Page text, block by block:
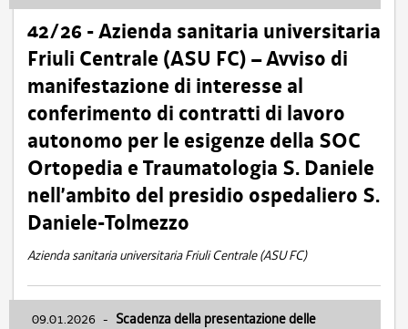
42/26 - Azienda sanitaria universitaria
Friuli Centrale (ASU FC) – Avviso di
manifestazione di interesse al
conferimento di contratti di lavoro
autonomo per le esigenze della SOC
Ortopedia e Traumatologia S. Daniele
nell’ambito del presidio ospedaliero S.
Daniele-Tolmezzo
Azienda sanitaria universitaria Friuli Centrale (ASU FC)
09.01.2026 - Scadenza della presentazione delle